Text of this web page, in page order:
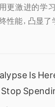
更激进的学
性能，凸显了
Is